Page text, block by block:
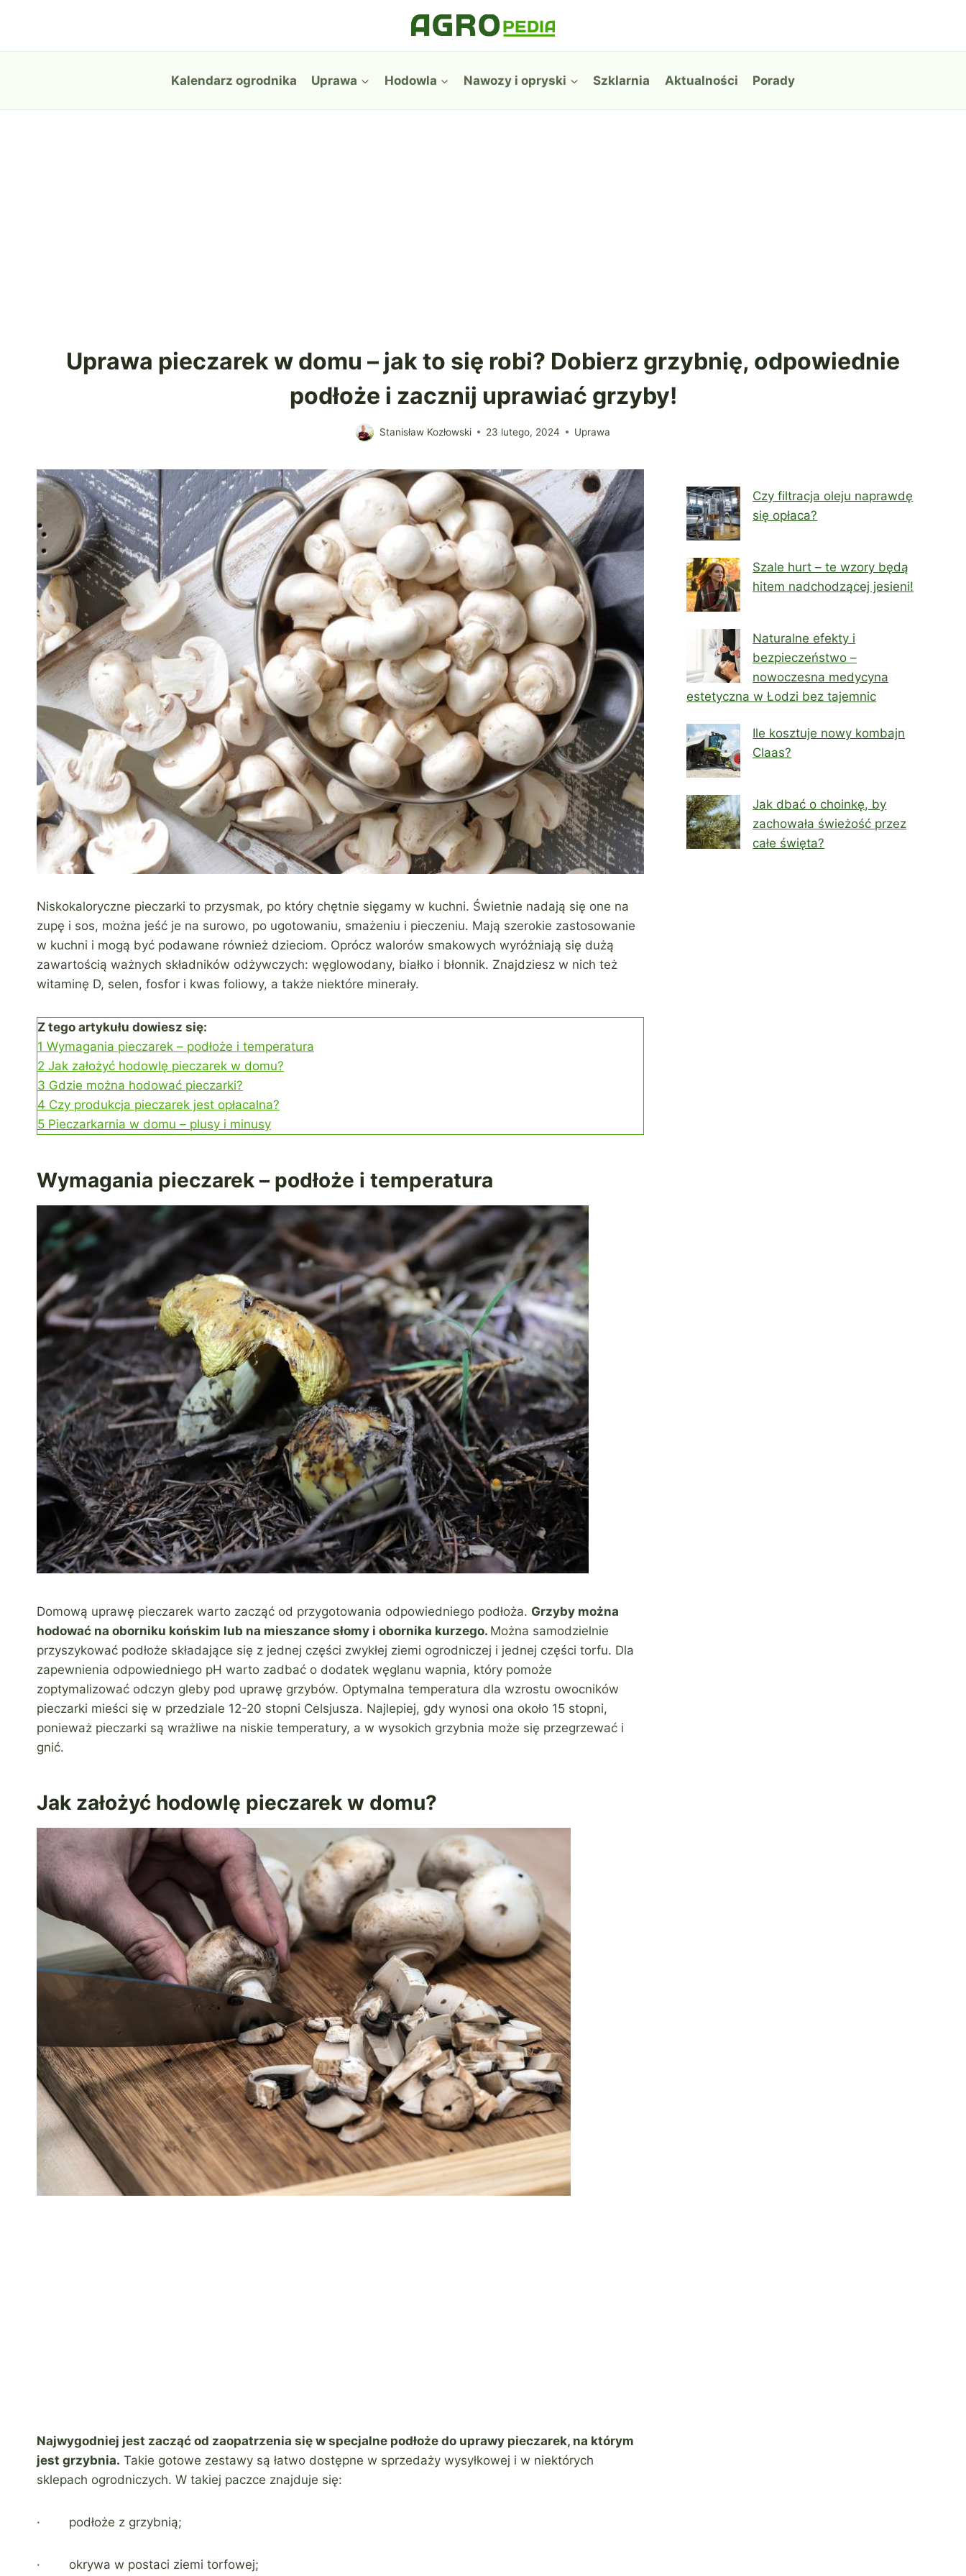
treści
Kalendarz ogrodnika Uprawa Hodowla Nawozy i opryski Szklarnia Aktualności Porady
Uprawa pieczarek w domu – jak to się robi? Dobierz grzybnię, odpowiednie
podłoże i zacznij uprawiać grzyby!
Stanisław Kozłowski 23 lutego, 2024 Uprawa
Niskokaloryczne pieczarki to przysmak, po który chętnie sięgamy w kuchni. Świetnie nadają się one na
zupę i sos, można jeść je na surowo, po ugotowaniu, smażeniu i pieczeniu. Mają szerokie zastosowanie
w kuchni i mogą być podawane również dzieciom. Oprócz walorów smakowych wyróżniają się dużą
zawartością ważnych składników odżywczych: węglowodany, białko i błonnik. Znajdziesz w nich też
witaminę D, selen, fosfor i kwas foliowy, a także niektóre minerały.
Z tego artykułu dowiesz się:
1 Wymagania pieczarek – podłoże i temperatura
2 Jak założyć hodowlę pieczarek w domu?
3 Gdzie można hodować pieczarki?
4 Czy produkcja pieczarek jest opłacalna?
5 Pieczarkarnia w domu – plusy i minusy
Wymagania pieczarek – podłoże i temperatura
Domową uprawę pieczarek warto zacząć od przygotowania odpowiedniego podłoża. Grzyby można
hodować na oborniku końskim lub na mieszance słomy i obornika kurzego. Można samodzielnie
przyszykować podłoże składające się z jednej części zwykłej ziemi ogrodniczej i jednej części torfu. Dla
zapewnienia odpowiedniego pH warto zadbać o dodatek węglanu wapnia, który pomoże
zoptymalizować odczyn gleby pod uprawę grzybów. Optymalna temperatura dla wzrostu owocników
pieczarki mieści się w przedziale 12-20 stopni Celsjusza. Najlepiej, gdy wynosi ona około 15 stopni,
ponieważ pieczarki są wrażliwe na niskie temperatury, a w wysokich grzybnia może się przegrzewać i
gnić.
Jak założyć hodowlę pieczarek w domu?
Najwygodniej jest zacząć od zaopatrzenia się w specjalne podłoże do uprawy pieczarek, na którym
jest grzybnia. Takie gotowe zestawy są łatwo dostępne w sprzedaży wysyłkowej i w niektórych
sklepach ogrodniczych. W takiej paczce znajduje się:
· podłoże z grzybnią;
· okrywa w postaci ziemi torfowej;
Czy filtracja oleju naprawdę
się opłaca?
Szale hurt – te wzory będą
hitem nadchodzącej jesieni!
Naturalne efekty i
bezpieczeństwo –
nowoczesna medycyna
estetyczna w Łodzi bez tajemnic
Ile kosztuje nowy kombajn
Claas?
Jak dbać o choinkę, by
zachowała świeżość przez
całe święta?